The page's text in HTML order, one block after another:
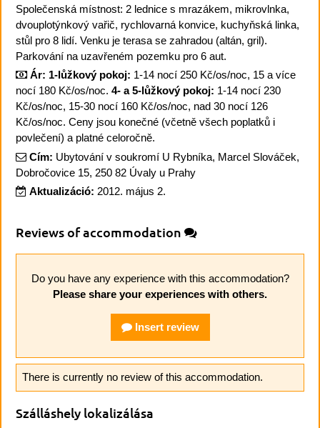
Společenská místnost: 2 lednice s mrazákem, mikrovlnka,
dvouplotýnkový vařič, rychlovarná konvice, kuchyňská linka,
stůl pro 8 lidí. Venku je terasa se zahradou (altán, gril).
Parkování na uzavřeném pozemku pro 6 aut.
Ár: 1-lůžkový pokoj: 1-14 nocí 250 Kč/os/noc, 15 a více
nocí 180 Kč/os/noc. 4- a 5-lůžkový pokoj: 1-14 nocí 230
Kč/os/noc, 15-30 nocí 160 Kč/os/noc, nad 30 nocí 126
Kč/os/noc. Ceny jsou konečné (včetně všech poplatků i
povlečení) a platné celoročně.
Cím: Ubytování v soukromí U Rybníka, Marcel Slováček,
Dobročovice 15, 250 82 Úvaly u Prahy
Aktualizáció: 2012. május 2.
Reviews of accommodation
Do you have any experience with this accommodation?
Please share your experiences with others.
Insert review
There is currently no review of this accommodation.
Szálláshely lokalizálása